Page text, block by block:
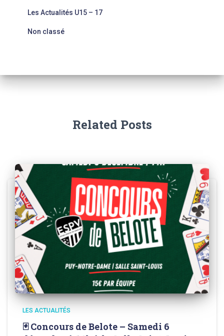
Les Actualités U15 – 17
Non classé
Related Posts
LES ACTUALITÉS
🃏 Concours de Belote – Samedi 6